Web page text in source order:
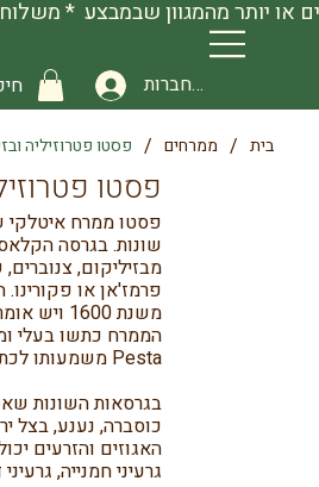
להתחברות
בית / ממרחים / פסטו פטרוזיליה
פסטו
פסטו ממרח איטלקי
שונות. בגרסה
מבזיליקום,
פרמז'אן או
משנת
הממרח כתשו בעלי
Pesta משמעותו לכתוש.
בגרסאות השונות
כוסברה, נענע, בצל
האגוזים והזרעים
גרעיני חמנייה,